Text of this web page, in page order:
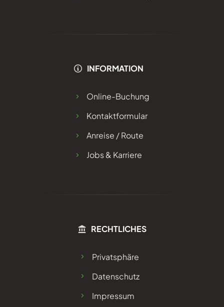
INFORMATION
Online-Buchung
Kontaktformular
Anreise / Route
Jobs & Karriere
RECHTLICHES
Privatsphäre
Datenschutz
Impressum